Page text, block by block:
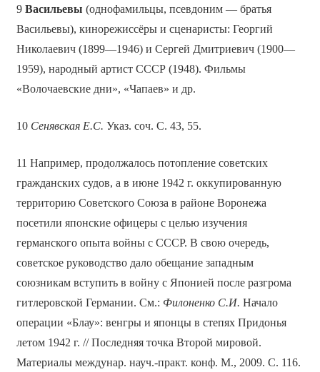
9 Васильевы (однофамильцы, псевдоним — братья
Васильевы), кинорежиссёры и сценаристы: Георгий
Николаевич (1899—1946) и Сергей Дмитриевич (1900—
1959), народный артист СССР (1948). Фильмы
«Волочаевские дни», «Чапаев» и др.
10 Сенявская Е.С. Указ. соч. С. 43, 55.
11 Например, продолжалось потопление советских
гражданских судов, а в июне 1942 г. оккупированную
территорию Советского Союза в районе Воронежа
посетили японские офицеры с целью изучения
германского опыта войны с СССР. В свою очередь,
советское руководство дало обещание западным
союзникам вступить в войну с Японией после разгрома
гитлеровской Германии. См.: Филоненко С.И. Начало
операции «Блау»: венгры и японцы в степях Придонья
летом 1942 г. // Последняя точка Второй мировой.
Материалы междунар. науч.-практ. конф. М., 2009. С. 116.